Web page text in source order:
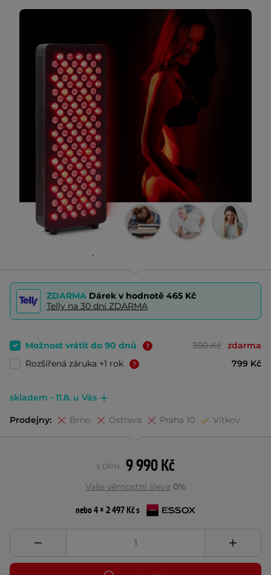
ZDARMA Dárek v hodnotě 465 Kč
Telly na 30 dní ZDARMA
Možnost vrátit do 90 dnů 300 Kč zdarma
Rozšířená záruka +1 rok
799 Kč
skladem - 11.8. u Vás
Prodejny: Brno Ostrava Praha 10 Vítkov
9 990 Kč
s DPH
Vaše věrnostní sleva 0%
nebo 4 × 2 497 Kč s